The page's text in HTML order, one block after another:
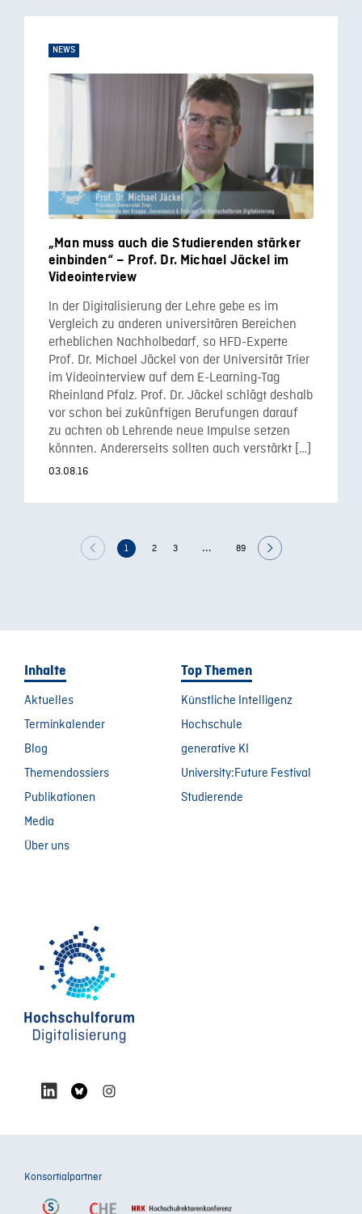
NEWS
„Man muss auch die Studierenden stärker
einbinden“ – Prof. Dr. Michael Jäckel im
Videointerview
In der Digitalisierung der Lehre gebe es im
Vergleich zu anderen universitären Bereichen
erheblichen Nachholbedarf, so HFD-Experte
Prof. Dr. Michael Jäckel von der Universität Trier
im Videointerview auf dem E-Learning-Tag
Rheinland Pfalz. Prof. Dr. Jäckel schlägt deshalb
vor schon bei zukünftigen Berufungen darauf
zu achten ob Lehrende neue Impulse setzen
könnten. Andererseits sollten auch verstärkt […]
03.08.16
1 2 3 ... 89
Inhalte
Aktuelles
Terminkalender
Blog
Themendossiers
Publikationen
Media
Über uns
Top Themen
Künstliche Intelligenz
Hochschule
generative KI
University:Future Festival
Studierende
Konsortialpartner